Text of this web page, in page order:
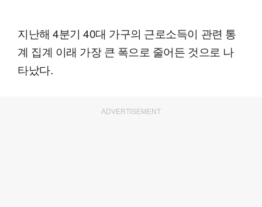
지난해 4분기 40대 가구의 근로소득이 관련 통
계 집계 이래 가장 큰 폭으로 줄어든 것으로 나
타났다.
ADVERTISEMENT